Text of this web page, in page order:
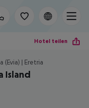
Hotel teilen
(Evia) | Eretria
Island